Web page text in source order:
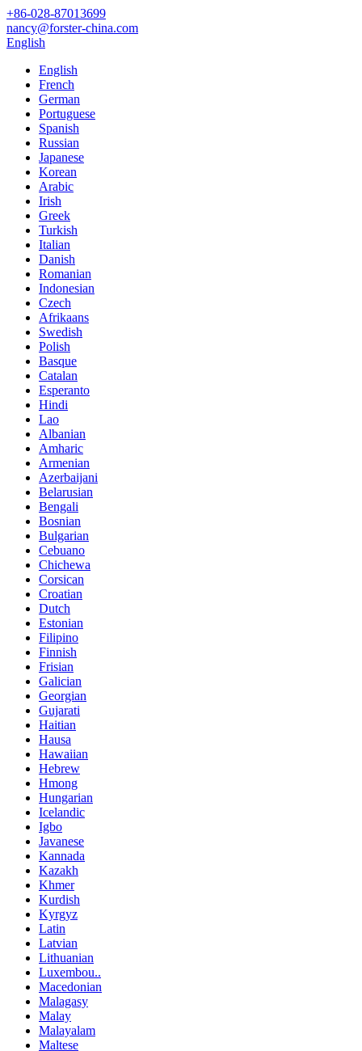
+86-028-87013699
nancy@forster-china.com
English
English
French
German
Portuguese
Spanish
Russian
Japanese
Korean
Arabic
Irish
Greek
Turkish
Italian
Danish
Romanian
Indonesian
Czech
Afrikaans
Swedish
Polish
Basque
Catalan
Esperanto
Hindi
Lao
Albanian
Amharic
Armenian
Azerbaijani
Belarusian
Bengali
Bosnian
Bulgarian
Cebuano
Chichewa
Corsican
Croatian
Dutch
Estonian
Filipino
Finnish
Frisian
Galician
Georgian
Gujarati
Haitian
Hausa
Hawaiian
Hebrew
Hmong
Hungarian
Icelandic
Igbo
Javanese
Kannada
Kazakh
Khmer
Kurdish
Kyrgyz
Latin
Latvian
Lithuanian
Luxembou..
Macedonian
Malagasy
Malay
Malayalam
Maltese